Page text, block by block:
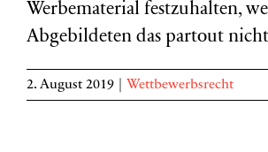
Werbematerial festzuhalten,
Abgebildeten das partout
2. August 2019 Wettbewerbsrecht